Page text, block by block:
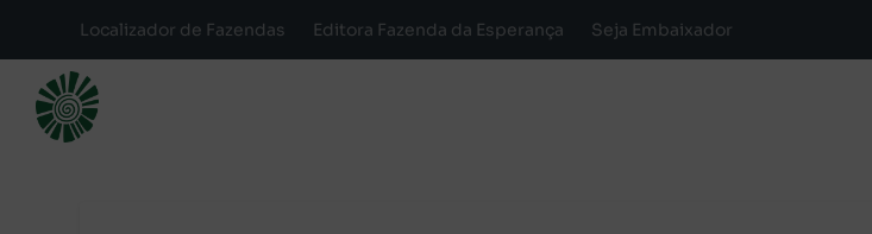
Localizador de Fazendas Editora Fazenda da Esperança Seja Embaixador